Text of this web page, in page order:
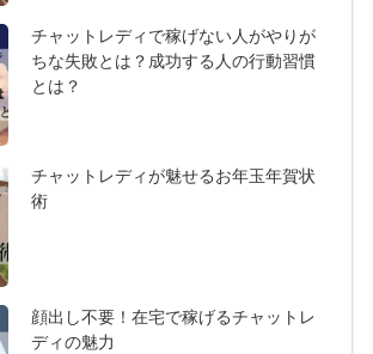
チャットレディで稼げない人がやりが
ちな失敗とは？成功する人の行動習慣
とは？
チャットレディが魅せるお年玉年賀状
術
顔出し不要！在宅で稼げるチャットレ
ディの魅力